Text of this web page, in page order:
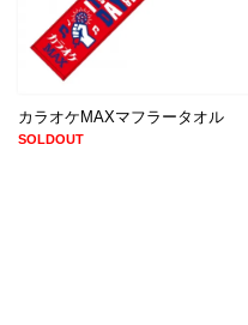
カラオケMAXマフラータオル
SOLDOUT